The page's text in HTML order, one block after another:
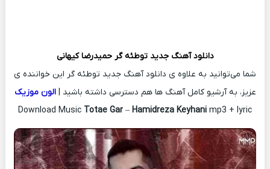
دانلود آهنگ جدید توطئه گرحمیدرضا کیهانی
شما می‌توانید به علاوه ی دانلود آهنگ جدید توطئه گر این خواننده ی
عزیز، به آرشیو کامل آهنگ ها هم دسترسی داشته باشید |الون موزیک
Download Music Totae Gar – Hamidreza Keyhani mp3 + lyric